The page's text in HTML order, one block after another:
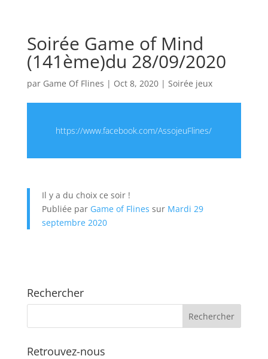
Soirée Game of Mind
(141ème)du 28/09/2020
par Game Of Flines | Oct 8, 2020| Soirée jeux
https://www.facebook.com/AssojeuFlines/
Il y a du choix ce soir !
Publiée par Game of Flines sur Mardi 29
septembre 2020
Rechercher
Retrouvez-nous